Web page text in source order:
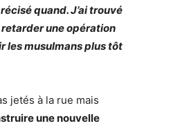
quand. J’ai trouvé
une opération
les musulmans plus tôt
jetés à la rue mais
une nouvelle